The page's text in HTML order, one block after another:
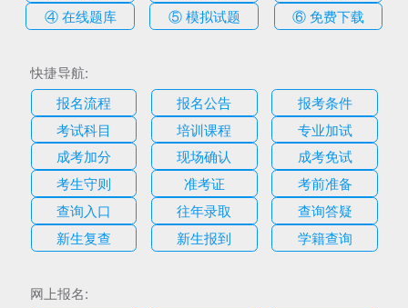
④ 在线题库
⑤ 模拟试题 ⑥ 免费下载
快捷导航:
报名流程
报名公告
报考条件
考试科目
培训课程
专业加试
成考加分
现场确认
成考免试
考生守则
准考证
考前准备
查询入口
往年录取
查询答疑
新生复查
新生报到 学籍查询
网上报名: